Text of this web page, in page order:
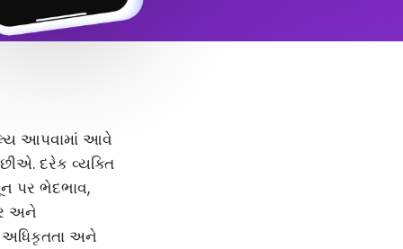
આપવામાં આવે
દરેક વ્યક્તિ
પર ભેદભાવ,
અને
અધિકૃતતા અને